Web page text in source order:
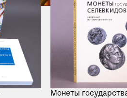
Монеты